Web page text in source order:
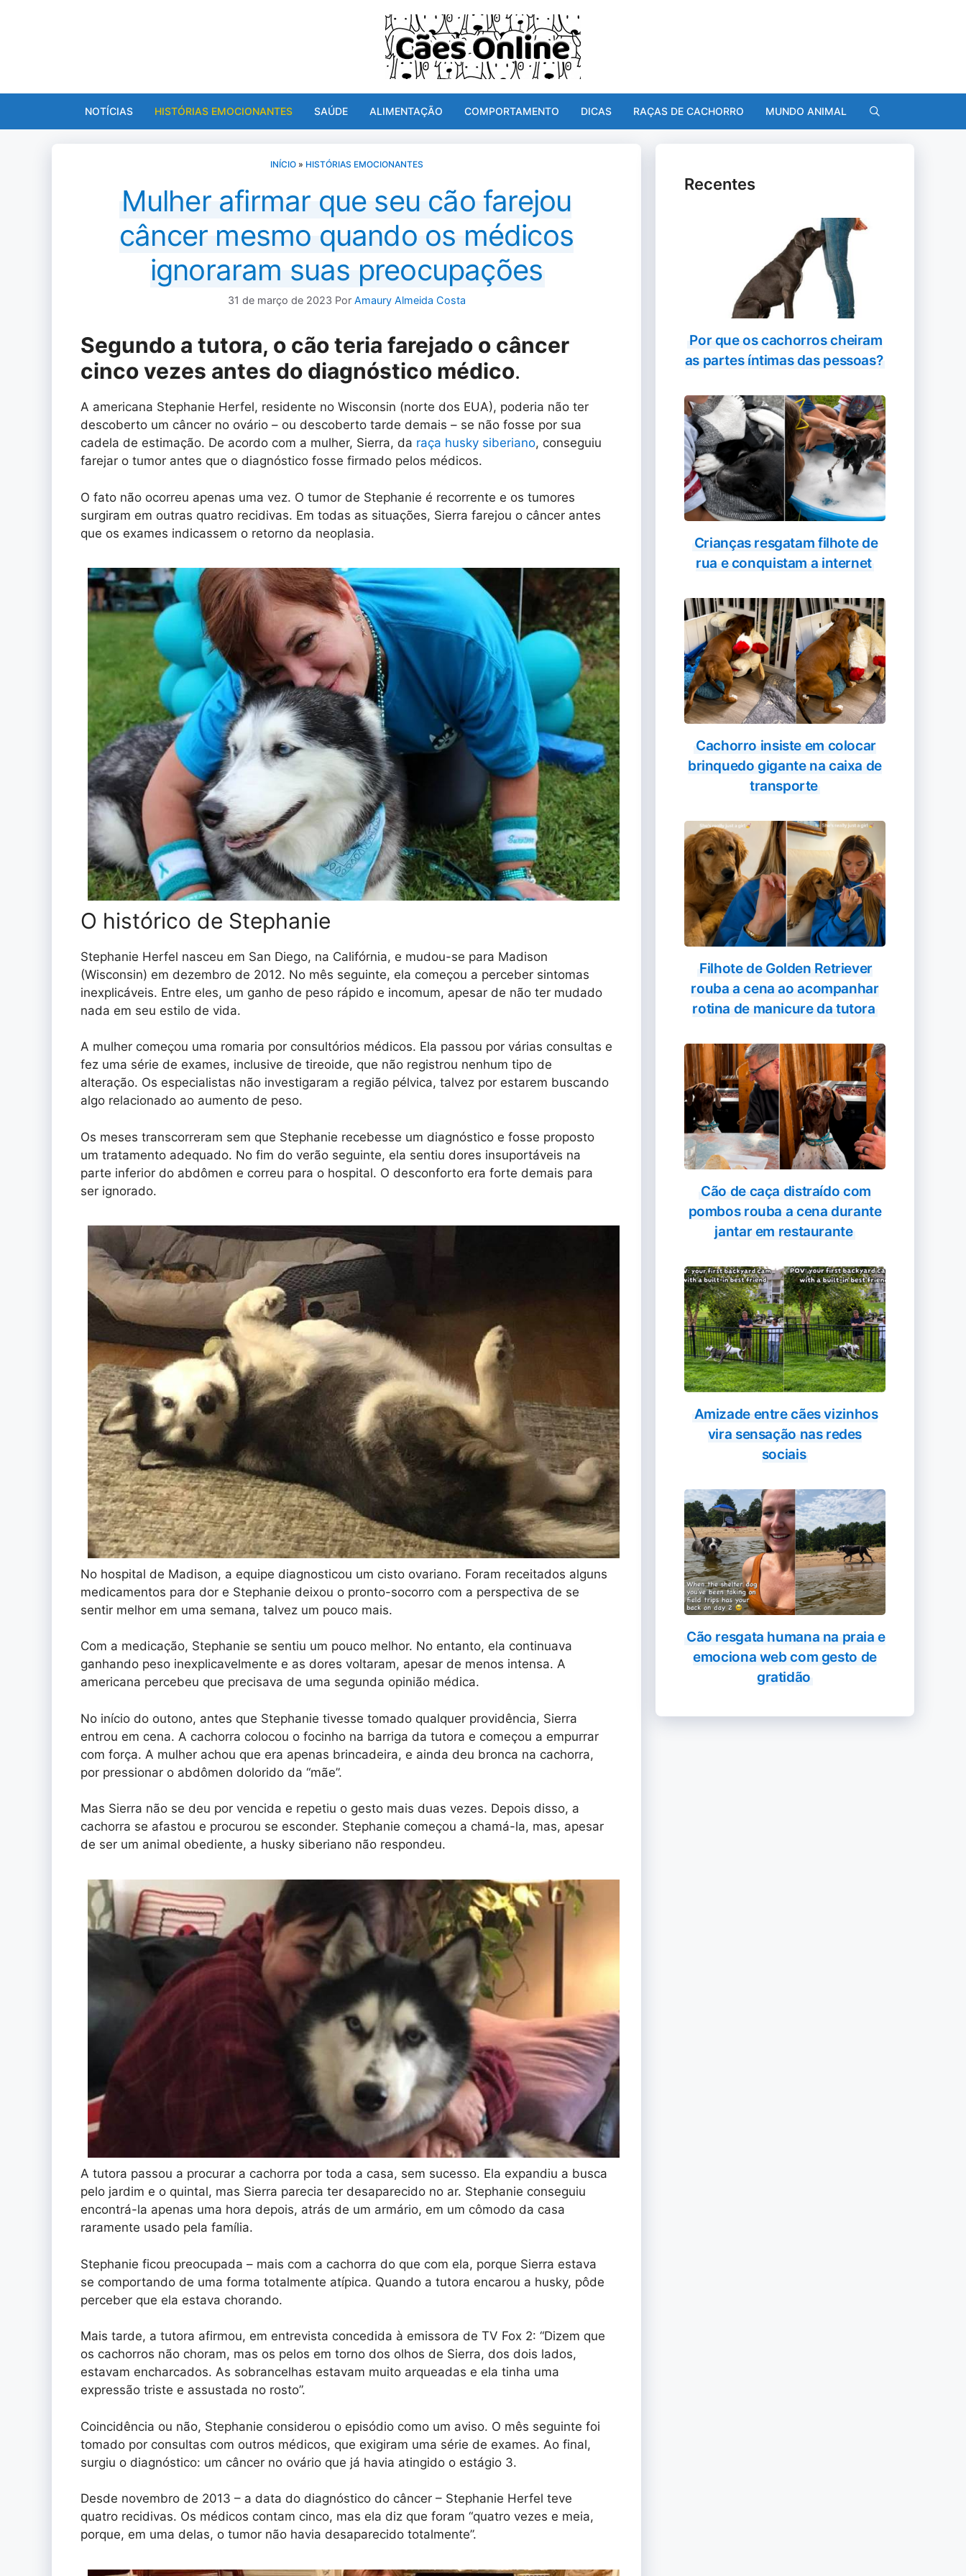
NOTÍCIAS HISTÓRIAS EMOCIONANTES SAÚDE ALIMENTAÇÃO COMPORTAMENTO DICAS RAÇAS DE CACHORRO MUNDO ANIMAL
INÍCIO» HISTÓRIAS EMOCIONANTES
Mulher afirmar que seu cão farejou
câncer mesmo quando os médicos
ignoraram suas preocupações
31 de março de 2023 Por Amaury Almeida Costa
Segundo a tutora, o cão teria farejado o câncer
cinco vezes antes do diagnóstico médico.
A americana Stephanie Herfel, residente no Wisconsin (norte dos EUA), poderia não ter
descoberto um câncer no ovário – ou descoberto tarde demais – se não fosse por sua
cadela de estimação. De acordo com a mulher, Sierra, da raça husky siberiano, conseguiu
farejar o tumor antes que o diagnóstico fosse firmado pelos médicos.
O fato não ocorreu apenas uma vez. O tumor de Stephanie é recorrente e os tumores
surgiram em outras quatro recidivas. Em todas as situações, Sierra farejou o câncer antes
que os exames indicassem o retorno da neoplasia.
O histórico de Stephanie
Stephanie Herfel nasceu em San Diego, na Califórnia, e mudou-se para Madison
(Wisconsin) em dezembro de 2012. No mês seguinte, ela começou a perceber sintomas
inexplicáveis. Entre eles, um ganho de peso rápido e incomum, apesar de não ter mudado
nada em seu estilo de vida.
A mulher começou uma romaria por consultórios médicos. Ela passou por várias consultas e
fez uma série de exames, inclusive de tireoide, que não registrou nenhum tipo de
alteração. Os especialistas não investigaram a região pélvica, talvez por estarem buscando
algo relacionado ao aumento de peso.
Os meses transcorreram sem que Stephanie recebesse um diagnóstico e fosse proposto
um tratamento adequado. No fim do verão seguinte, ela sentiu dores insuportáveis na
parte inferior do abdômen e correu para o hospital. O desconforto era forte demais para
ser ignorado.
No hospital de Madison, a equipe diagnosticou um cisto ovariano. Foram receitados alguns
medicamentos para dor e Stephanie deixou o pronto-socorro com a perspectiva de se
sentir melhor em uma semana, talvez um pouco mais.
Com a medicação, Stephanie se sentiu um pouco melhor. No entanto, ela continuava
ganhando peso inexplicavelmente e as dores voltaram, apesar de menos intensa. A
americana percebeu que precisava de uma segunda opinião médica.
No início do outono, antes que Stephanie tivesse tomado qualquer providência, Sierra
entrou em cena. A cachorra colocou o focinho na barriga da tutora e começou a empurrar
com força. A mulher achou que era apenas brincadeira, e ainda deu bronca na cachorra,
por pressionar o abdômen dolorido da “mãe”.
Mas Sierra não se deu por vencida e repetiu o gesto mais duas vezes. Depois disso, a
cachorra se afastou e procurou se esconder. Stephanie começou a chamá-la, mas, apesar
de ser um animal obediente, a husky siberiano não respondeu.
A tutora passou a procurar a cachorra por toda a casa, sem sucesso. Ela expandiu a busca
pelo jardim e o quintal, mas Sierra parecia ter desaparecido no ar. Stephanie conseguiu
encontrá-la apenas uma hora depois, atrás de um armário, em um cômodo da casa
raramente usado pela família.
Stephanie ficou preocupada – mais com a cachorra do que com ela, porque Sierra estava
se comportando de uma forma totalmente atípica. Quando a tutora encarou a husky, pôde
perceber que ela estava chorando.
Mais tarde, a tutora afirmou, em entrevista concedida à emissora de TV Fox 2: “Dizem que
os cachorros não choram, mas os pelos em torno dos olhos de Sierra, dos dois lados,
estavam encharcados. As sobrancelhas estavam muito arqueadas e ela tinha uma
expressão triste e assustada no rosto”.
Coincidência ou não, Stephanie considerou o episódio como um aviso. O mês seguinte foi
tomado por consultas com outros médicos, que exigiram uma série de exames. Ao final,
surgiu o diagnóstico: um câncer no ovário que já havia atingido o estágio 3.
Desde novembro de 2013 – a data do diagnóstico do câncer – Stephanie Herfel teve
quatro recidivas. Os médicos contam cinco, mas ela diz que foram “quatro vezes e meia,
porque, em uma delas, o tumor não havia desaparecido totalmente”.
Recentes
Por que os cachorros cheiram
as partes íntimas das pessoas?
Crianças resgatam filhote de
rua e conquistam a internet
Cachorro insiste em colocar
brinquedo gigante na caixa de
transporte
Filhote de Golden Retriever
rouba a cena ao acompanhar
rotina de manicure da tutora
Cão de caça distraído com
pombos rouba a cena durante
jantar em restaurante
Amizade entre cães vizinhos
vira sensação nas redes
sociais
Cão resgata humana na praia e
emociona web com gesto de
gratidão